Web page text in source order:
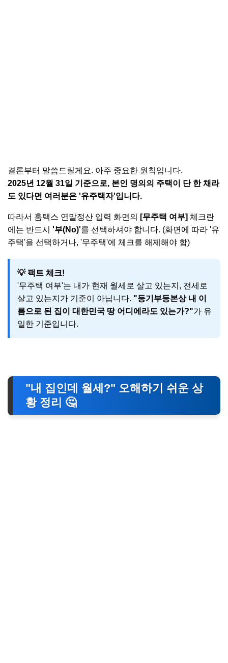
결론부터 말씀드릴게요. 아주 중요한 원칙입니다.
2025년 12월 31일 기준으로, 본인 명의의 주택이 단 한 채라
도 있다면 여러분은 '유주택자'입니다.
따라서 홈택스 연말정산 입력 화면의 [무주택 여부] 체크란
에는 반드시 '부(No)'를 선택하셔야 합니다. (화면에 따라 '유
주택'을 선택하거나, '무주택'에 체크를 해제해야 함)
💡 팩트 체크!
'무주택 여부'는 내가 현재 월세로 살고 있는지, 전세로
살고 있는지가 기준이 아닙니다. "등기부등본상 내 이
름으로 된 집이 대한민국 땅 어디에라도 있는가?"가 유
일한 기준입니다.
"내 집인데 월세?" 오해하기 쉬운 상
황 정리 🤔